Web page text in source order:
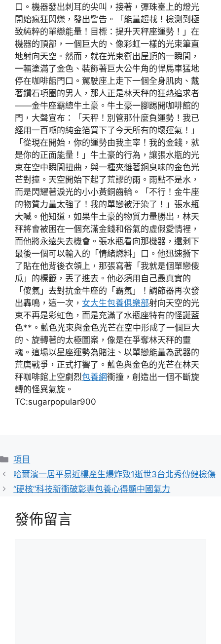
口。機器發出刺耳的尖叫，接著，彈珠臺上的燈光
開始瘋狂閃爍，發出警告。「能量超載！檢測到極
致純粹的單戀能量！目標：提升天秤座運勢！」在
機器的頂部，一個巨大的、像彩虹一樣的光束筆直
地射向天空。然而，就在光束衝出屋頂的一瞬間，
一輛塗滿了金色、裝飾著巨大公牛角的悍馬車猛地
停在咖啡館門口。駕駛座上走下一個全身肌肉、戴
著鑽石項圈的男人，那人正是林天秤的狂熱追求者
——金牛座霸總牛土豪。牛土豪一腳踢開咖啡館的
門，大聲宣布：「天秤！別管那什麼負運勢！我已
經用一百噸的純金箔買下了今天所有的壞運氣！」
「從現在開始，你的運勢由我主宰！我的金錢，就
是你的正面能量！」牛土豪的行為，讓張水瓶的光
束在空中瞬間扭曲，與一種夾雜著銅臭味的金色光
芒對撞。天空開始下起了荒謬的雨。雨點不是水，
而是閃耀著淚光的小小黃銅齒輪。「不行！金牛座
的物質力量太強了！我的單戀被汙染了！」張水瓶
大喊。他知道，如果牛土豪的物質力量勝出，林天
秤將會被困在一個充滿金錢和俗氣的虛假愛情裡，
而他將永遠失去機會。張水瓶看向那機器，還剩下
最後一個可以輸入的「情緒燃料」口。他迅速撕下
了貼在他背後衣領上，那張寫著「我就是個單戀傻
瓜」的標籤，丟了進去。他必須用自己最真實的
「傻氣」去對抗金牛座的「霸氣」！調節器再次發
出轟鳴，這一次， 女大生包養俱樂部射向天空的光
束不再是彩虹色，而是充滿了水瓶座特有的怪誕藍
色**。藍色光束與金色光芒在空中形成了一個巨大
的、旋轉著的太極圖案，像是在爭奪林天秤的靈
魂。這場以星座運勢為賭注、以單戀能量為武器的
荒唐戰爭，正式打響了。藍色與金色的光芒在林天
秤咖啡館上空劇烈包養網衝撞，創造出一個不斷旋
轉的怪異氣旋。
TC:sugarpopular900
分
類
項目
哈爾濱一居平易近樓產生爆炸致1逝世3台北秀傳健檢傷
“硬核”科技新衝破彰專包養心得顯中國氣力
發佈留言